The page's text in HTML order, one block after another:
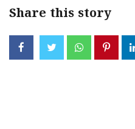
Share this story